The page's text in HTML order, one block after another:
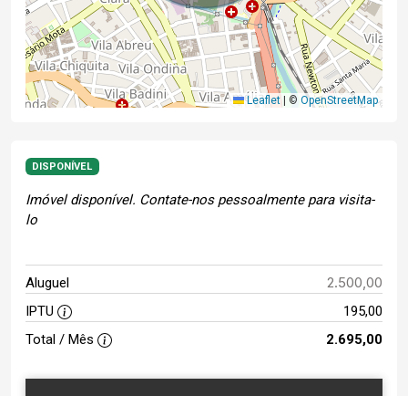
Leaflet © OpenStreetMap
DISPONÍVEL
Imóvel disponível. Contate-nos pessoalmente para visita-
lo
Aluguel 2.500,00
IPTU
195,00
Total / Mês
2.695,00